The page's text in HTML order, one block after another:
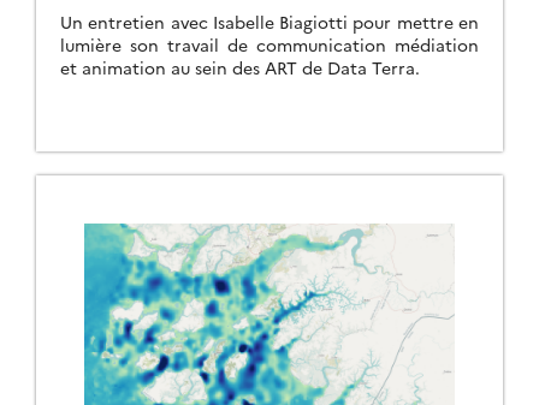
Un entretien avec Isabelle Biagiotti pour mettre en
lumière son travail de communication médiation
et animation au sein des ART de Data Terra.